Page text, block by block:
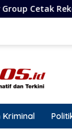
Penghargaan
Kriminal